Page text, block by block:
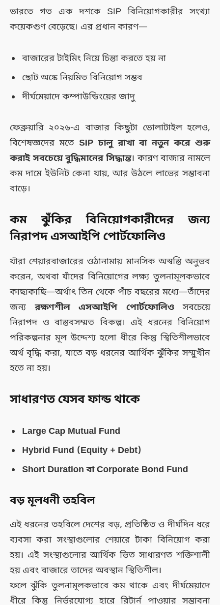
ভারতে গত এক দশকে SIP বিনিয়োগকারীর সংখ্যা
কয়েকগুণ বেড়েছে। এর প্রধান কারণ—
বাজারের টাইমিং নিয়ে চিন্তা করতে হয় না
ছোট অঙ্কে নিয়মিত বিনিয়োগ সম্ভব
দীর্ঘমেয়াদে কম্পাউন্ডিংয়ের জাদু
ফেব্রুয়ারি ২০২৬-এ বাজার কিছুটা ভোলাটাইল হলেও,
বিশেষজ্ঞদের মতে SIP চালু রাখা বা নতুন করে শুরু
করাই সবচেয়ে বুদ্ধিমানের সিদ্ধান্ত। কারণ বাজার নামলে
কম দামে ইউনিট কেনা যায়, আর উঠলে লাভের সম্ভাবনা
বাড়ে।
কম ঝুঁকির বিনিয়োগকারীদের জন্য
নিরাপদ এসআইপি পোর্টফোলিও
যাঁরা শেয়ারবাজারের ওঠানামায় মানসিক অস্বস্তি অনুভব
করেন, অথবা যাঁদের বিনিয়োগের লক্ষ্য তুলনামূলকভাবে
কাছাকাছি—অর্থাৎ তিন থেকে পাঁচ বছরের মধ্যে—তাঁদের
জন্যরক্ষণশীল এসআইপি পোর্টফোলিওসবচেয়ে
নিরাপদ ও বাস্তবসম্মত বিকল্প। এই ধরনের বিনিয়োগ
পরিকল্পনার মূল উদ্দেশ্য হলো ধীরে কিন্তু স্থিতিশীলভাবে
অর্থ বৃদ্ধি করা, যাতে বড় ধরনের আর্থিক ঝুঁকির সম্মুখীন
হতে না হয়।
সাধারণত যেসব ফান্ড থাকে
Large Cap Mutual Fund
Hybrid Fund (Equity + Debt)
Short Duration বা Corporate Bond Fund
বড় মূলধনী তহবিল
এই ধরনের তহবিলে দেশের বড়, প্রতিষ্ঠিত ও দীর্ঘদিন ধরে
ব্যবসা করা সংস্থাগুলোর শেয়ারে টাকা বিনিয়োগ করা
হয়। এই সংস্থাগুলোর আর্থিক ভিত সাধারণত শক্তিশালী
হয় এবং বাজারে তাদের অবস্থান স্থিতিশীল।
ফলে ঝুঁকি তুলনামূলকভাবে কম থাকে এবং দীর্ঘমেয়াদে
ধীরে কিন্তু নির্ভরযোগ্য হারে রিটার্ন পাওয়ার সম্ভাবনা